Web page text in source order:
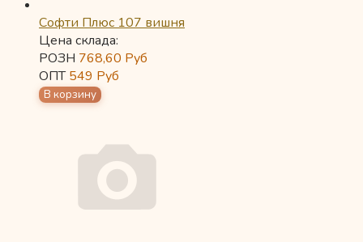
Софти Плюс 107 вишня
Цена склада:
РОЗН 768,60 Руб
ОПТ549 Руб